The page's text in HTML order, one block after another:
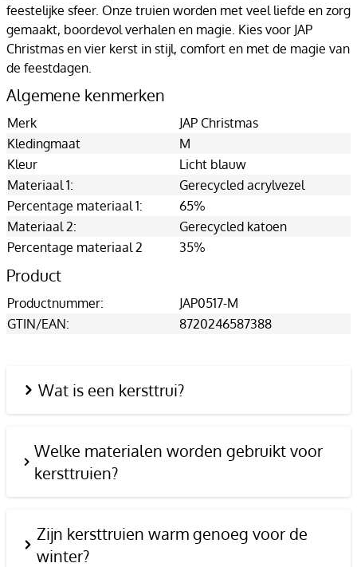
feestelijke sfeer. Onze truien worden met veel liefde en zorg
gemaakt, boordevol verhalen en magie. Kies voor JAP
Christmas en vier kerst in stijl, comfort en met de magie van
de feestdagen.
Algemene kenmerken
Merk
JAP Christmas
Kledingmaat
M
Kleur
Licht blauw
Materiaal 1:
Gerecycled acrylvezel
Percentage materiaal 1:
65%
Materiaal 2:
Gerecycled katoen
Percentage materiaal 2
35%
Product
Productnummer:
JAP0517-M
GTIN/EAN:
8720246587388
Wat is een kersttrui?
Welke materialen worden gebruikt voor
kersttruien?
Zijn kersttruien warm genoeg voor de
winter?